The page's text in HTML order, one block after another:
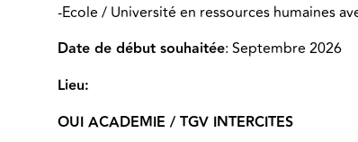
-Ecole / Université en ressources humaines
Date de début souhaitée: Septembre 2026
Lieu:
OUI ACADEMIE / TGV INTERCITES